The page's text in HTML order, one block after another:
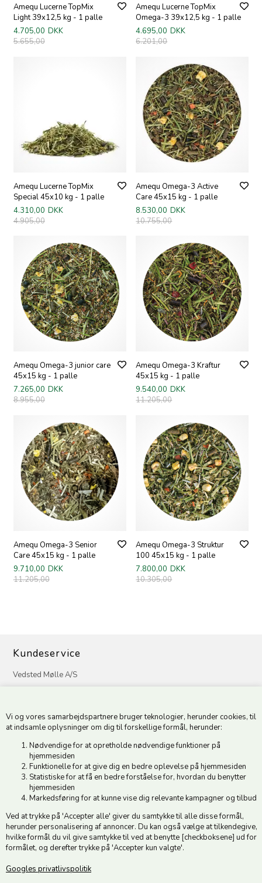
Vi og vores samarbejdspartnere bruger teknologier, herunder cookies, til
at indsamle oplysninger om dig til forskellige formål, herunder:
Nødvendige for at opretholde nødvendige funktioner på
hjemmesiden
Funktionelle for at give dig en bedre oplevelse på hjemmesiden
Statistiske for at få en bedre forståelse for, hvordan du benytter
hjemmesiden
Markedsføring for at kunne vise dig relevante kampagner og tilbud
Ved at trykke på 'Accepter alle' giver du samtykke til alle disse formål,
herunder personalisering af annoncer. Du kan også vælge at tilkendegive,
hvilke formål du vil give samtykke til ved at benytte [checkboksene] ud for
formålet, og derefter trykke på 'Accepter kun valgte'.
Googles privatlivspolitik
Amequ Lucerne TopMix
Light 39x12,5 kg - 1 palle
4.705,00 DKK
5.655,00
Amequ Lucerne TopMix
Omega-3 39x12,5 kg - 1 palle
4.695,00 DKK
6.201,00
Amequ Lucerne TopMix
Special 45x10 kg - 1 palle
4.310,00 DKK
4.905,00
Amequ Omega-3 Active
Care 45x15 kg - 1 palle
8.530,00 DKK
10.755,00
Amequ Omega-3 junior care
45x15 kg - 1 palle
7.265,00 DKK
8.955,00
Amequ Omega-3 Kraftur
45x15 kg - 1 palle
9.540,00 DKK
11.205,00
Amequ Omega-3 Senior
Care 45x15 kg - 1 palle
9.710,00 DKK
11.205,00
Amequ Omega-3 Struktur
100 45x15 kg - 1 palle
7.800,00 DKK
10.305,00
Kundeservice
Vedsted Mølle A/S
CVR 49879415 Mailvedstedmoelle@post.tele.dk
Åbningstider: Man-Fre 9.00-17.00 | Middagslukket 12.00-12.30 |
Lørdag 9.00-12.00
Hold dig opdateret
Tilmeld dig vores nyhedsbrev og modtag gode tilbud :)